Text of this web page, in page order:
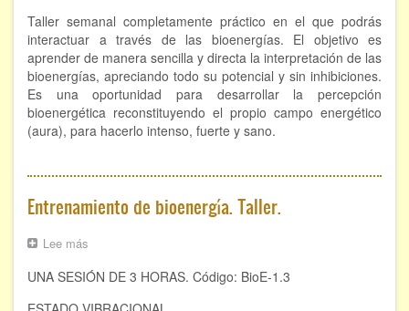
Taller semanal completamente práctico en el que podrás
interactuar a través de las bioenergías. El objetivo es
aprender de manera sencilla y directa la interpretación de las
bioenergías, apreciando todo su potencial y sin inhibiciones.
Es una oportunidad para desarrollar la percepción
bioenergética reconstituyendo el propio campo energético
(aura), para hacerlo intenso, fuerte y sano.
Entrenamiento de bioenergía. Taller.
Lee más
de
UNA SESIÓN DE 3 HORAS. Código: BioE-1.3